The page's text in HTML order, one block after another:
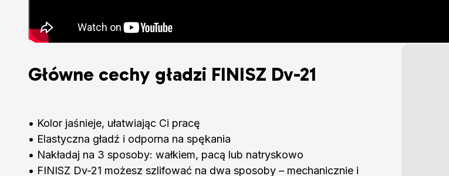
Główne cechy gładzi FINISZ Dv-21
• Kolor jaśnieje, ułatwiając Ci pracę
• Elastyczna gładź i odporna na spękania
• Nakładaj na 3 sposoby: wałkiem, pacą lub natryskowo
• FINISZ Dv-21 możesz szlifować na dwa sposoby – mechanicznie i